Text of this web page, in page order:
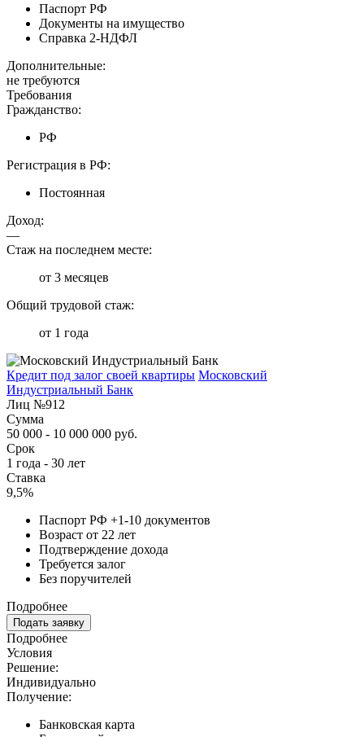
Паспорт РФ
Документы на имущество
Справка 2-НДФЛ
Дополнительные:
не требуются
Требования
Гражданство:
РФ
Регистрация в РФ:
Постоянная
Доход:
—
Стаж на последнем месте:
от 3 месяцев
Общий трудовой стаж:
от 1 года
Кредит под залог своей квартиры Московский
Индустриальный Банк
Лиц №912
Сумма
50 000 - 10 000 000 руб.
Срок
1 года - 30 лет
Ставка
9,5%
Паспорт РФ +1-10 документов
Возраст от 22 лет
Подтверждение дохода
Требуется залог
Без поручителей
Подробнее
Подать заявку
Подробнее
Условия
Решение:
Индивидуально
Получение:
Банковская карта